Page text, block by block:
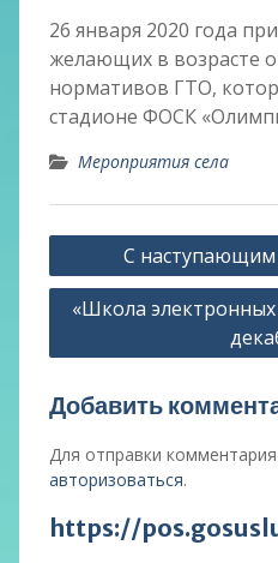
26 января 2020 года
желающих в возрасте
нормативов ГТО,
стадионе ФОСК
Мероприятия села
Навигация
по
записям
С
«Школа электронных
Добавить
Для отправки
авторизоваться.
https://